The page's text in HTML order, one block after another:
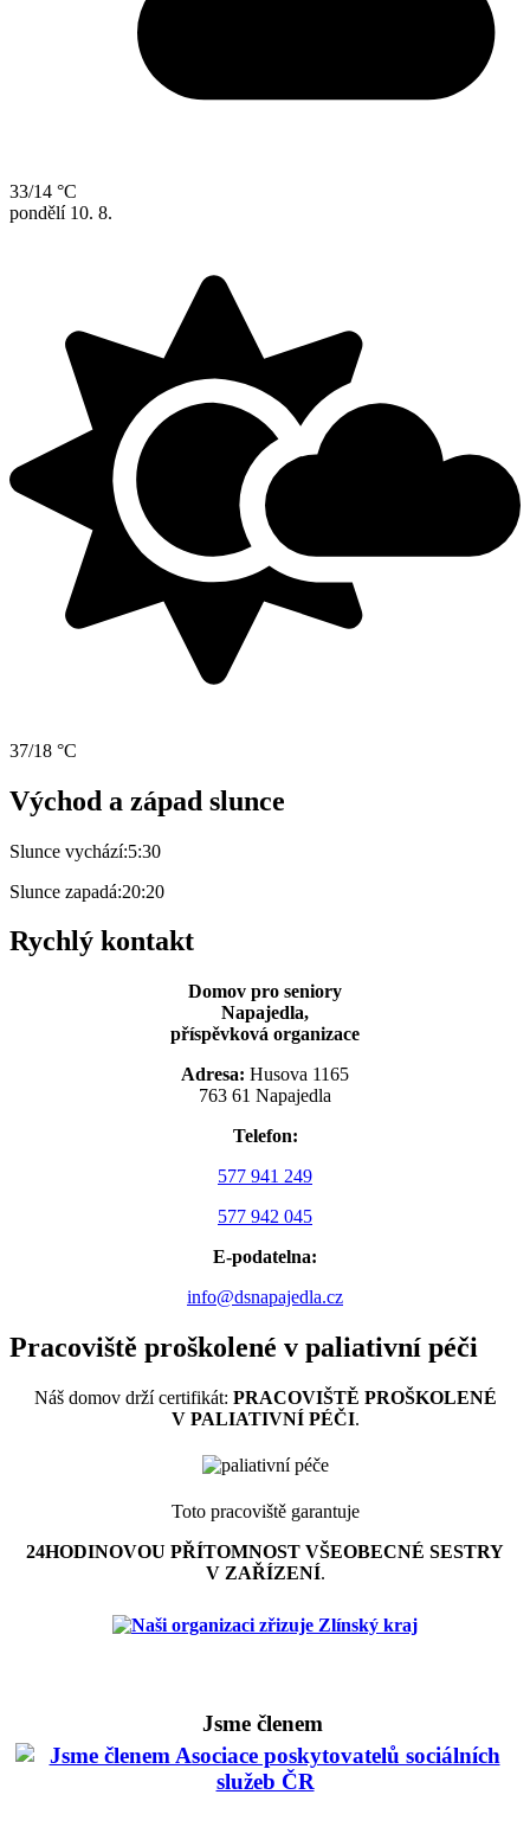
33/14 °C
pondělí 10. 8.
37/18 °C
Východ a západ slunce
Slunce vychází:5:30
Slunce zapadá:20:20
Rychlý kontakt
Domov pro seniory
Napajedla,
příspěvková organizace
Adresa: Husova 1165
763 61 Napajedla
Telefon:
577 941 249
577 942 045
E-podatelna:
info@dsnapajedla.cz
Pracoviště proškolené v paliativní péči
Náš domov drží certifikát: PRACOVIŠTĚ PROŠKOLENÉ
V PALIATIVNÍ PÉČI.
Toto pracoviště garantuje
24HODINOVOU PŘÍTOMNOST VŠEOBECNÉ SESTRY
V ZAŘÍZENÍ.
Jsme členem